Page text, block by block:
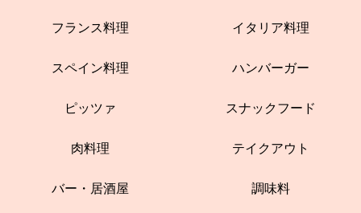
フランス料理 イタリア料理
スペイン料理 ハンバーガー
ピッツァ スナックフード
肉料理 テイクアウト
バー・居酒屋 調味料